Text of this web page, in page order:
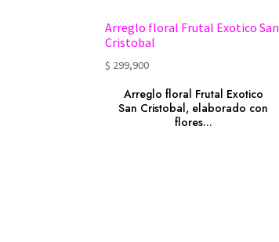
Arreglo floral Frutal Exotico San
Cristobal
$ 299,900
Arreglo floral Frutal Exotico
San Cristobal, elaborado con
flores...